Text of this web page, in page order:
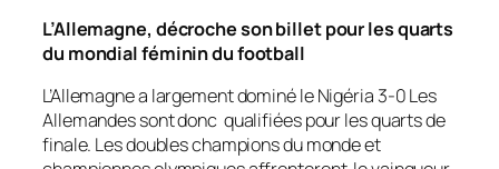
L’Allemagne, décroche son billet pour les quarts
du mondial féminin du football
L’Allemagne a largement dominé le Nigéria 3-0 Les
Allemandes sont donc qualifiées pour les quarts de
finale. Les doubles champions du monde et